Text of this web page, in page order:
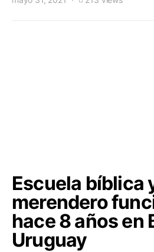
Escuela bíblica
merendero
hace 8 años en
Uruguay